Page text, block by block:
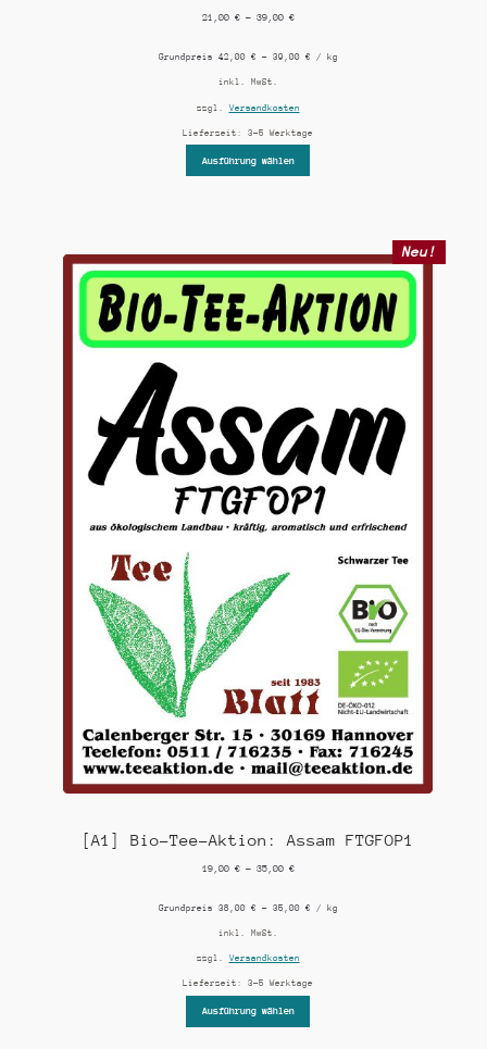
21,00 €– 39,00 €
Grundpreis 42,00 € – 39,00 € / kg
inkl. MwSt.
zzgl.Versandkosten
Lieferzeit: 3-5 Werktage
Ausführung wählen
Neu!
[A1] Bio-Tee-Aktion: Assam FTGFOP1
19,00 €– 35,00 €
Grundpreis 38,00 € – 35,00 € / kg
inkl. MwSt.
zzgl.Versandkosten
Lieferzeit: 3-5 Werktage
Ausführung wählen